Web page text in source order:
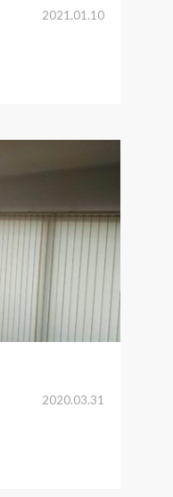
2021.01.10
2020.03.31